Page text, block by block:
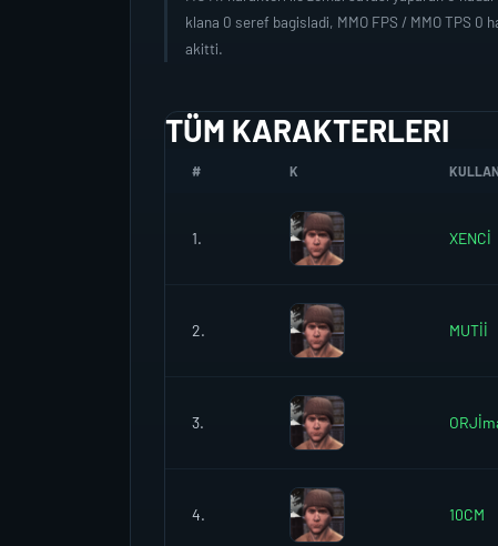
klana 0 seref bagisladi, MMO FPS / MMO TPS
akitti.
TÜM KARAKTERLERI
# K
1. XENCİ
2. MUTİİ
3.
4. 10CM